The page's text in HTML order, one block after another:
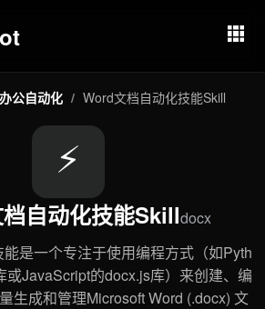
办公自动化 / Word文档自动化技能Skill
⚡
自动化技能Skilldocx
是一个专注于使用编程方式（如Pyth
或JavaScript的docx.js库）来创建、编
生成和管理Microsoft Word (.docx) 文